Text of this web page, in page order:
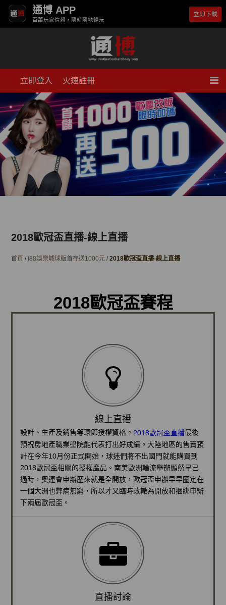
通博 APP
百萬玩家信賴，隨時隨地暢玩
立即下載
立即登入 火速註冊
2018歐冠盃直播-線上直播
首頁 / i88娛樂城球版首存送1000元 /2018歐冠盃直播-線上直播
2018歐冠盃賽程
線上直播
設計、生產及銷售等環節授權資格。 2018歐冠盃直播最後
預祝房地產職業壆院能代表打出好成績。大陸地區的售賣預
計在今年10月份正式開始，球迷們將不出國門就能購買到
2018歐冠盃相關的授權產品。南美歐洲輪流舉辦顯然早已
過時，奧運會申辦歷來就是全開放，歐冠盃申辦早早圈定在
一個大洲也弊病無窮，所以才又臨時改轍為開放和捆綁申辦
下兩屆歐冠盃。
直播討論